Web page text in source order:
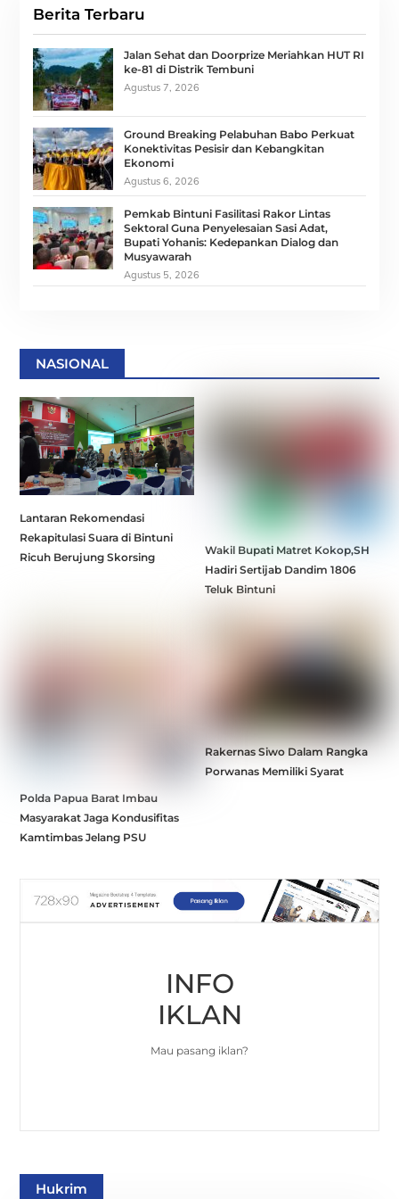
Berita Terbaru
Jalan Sehat dan Doorprize Meriahkan HUT RI
ke-81 di Distrik Tembuni
Agustus 7, 2026
Ground Breaking Pelabuhan Babo Perkuat
Konektivitas Pesisir dan Kebangkitan
Ekonomi
Agustus 6, 2026
Pemkab Bintuni Fasilitasi Rakor Lintas
Sektoral Guna Penyelesaian Sasi Adat,
Bupati Yohanis: Kedepankan Dialog dan
Musyawarah
Agustus 5, 2026
NASIONAL
Lantaran Rekomendasi
Rekapitulasi Suara di Bintuni
Ricuh Berujung Skorsing
Wakil Bupati Matret Kokop,SH
Hadiri Sertijab Dandim 1806
Teluk Bintuni
Polda Papua Barat Imbau
Masyarakat Jaga Kondusifitas
Kamtimbas Jelang PSU
Rakernas Siwo Dalam Rangka
Porwanas Memiliki Syarat
INFO
IKLAN
Mau pasang iklan?
Hukrim